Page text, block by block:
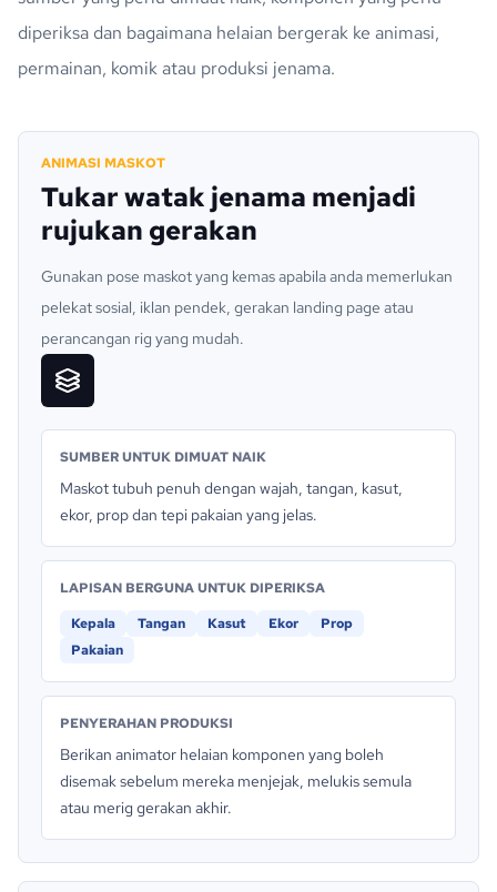
diperiksa dan bagaimana helaian bergerak ke animasi,
permainan, komik atau produksi jenama.
ANIMASI MASKOT
Tukar watak jenama menjadi
rujukan gerakan
Gunakan pose maskot yang kemas apabila anda memerlukan
pelekat sosial, iklan pendek, gerakan landing page atau
perancangan rig yang mudah.
SUMBER UNTUK DIMUAT NAIK
Maskot tubuh penuh dengan wajah, tangan, kasut,
ekor, prop dan tepi pakaian yang jelas.
LAPISAN BERGUNA UNTUK DIPERIKSA
Kepala
Tangan Kasut Ekor
Prop
Pakaian
PENYERAHAN PRODUKSI
Berikan animator helaian komponen yang boleh
disemak sebelum mereka menjejak, melukis semula
atau merig gerakan akhir.